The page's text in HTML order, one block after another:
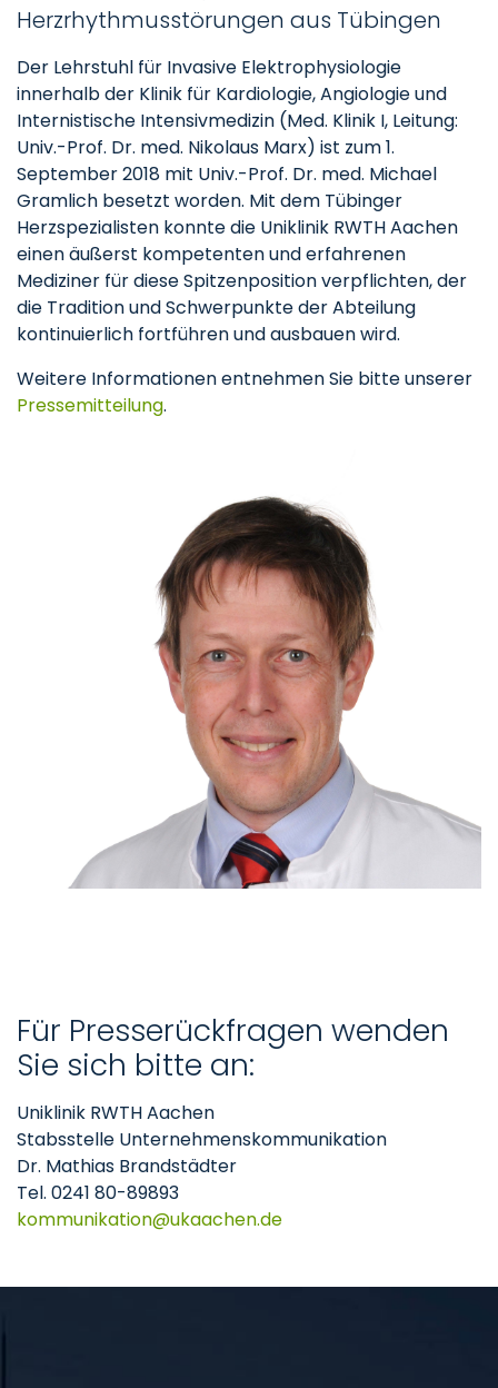
Herzrhythmusstörungen aus Tübingen
Der Lehrstuhl für Invasive Elektrophysiologie
innerhalb der Klinik für Kardiologie, Angiologie und
Internistische Intensivmedizin (Med. Klinik I, Leitung:
Univ.-Prof. Dr. med. Nikolaus Marx) ist zum 1.
September 2018 mit Univ.-Prof. Dr. med. Michael
Gramlich besetzt worden. Mit dem Tübinger
Herzspezialisten konnte die Uniklinik RWTH Aachen
einen äußerst kompetenten und erfahrenen
Mediziner für diese Spitzenposition verpflichten, der
die Tradition und Schwerpunkte der Abteilung
kontinuierlich fortführen und ausbauen wird.
Weitere Informationen entnehmen Sie bitte unserer
Pressemitteilung.
Für Presserückfragen wenden
Sie sich bitte an:
Uniklinik RWTH Aachen
Stabsstelle Unternehmenskommunikation
Dr. Mathias Brandstädter
Tel. 0241 80-89893
kommunikation
ukaachende